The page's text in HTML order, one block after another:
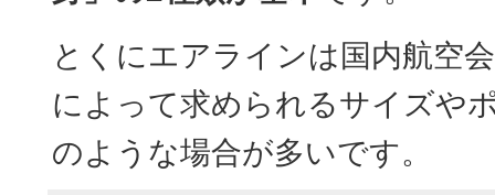
とくにエアラインは国内航空
によって求められるサイズや
のような場合が多いです。